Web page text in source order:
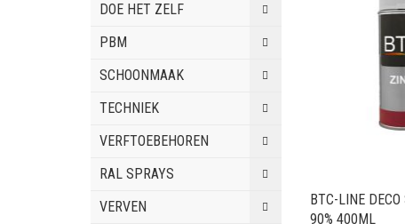
BTC-LINE
90% 400ML
DOE HET ZELF
PBM
SCHOONMAAK
TECHNIEK
VERFTOEBEHOREN
RAL SPRAYS
VERVEN